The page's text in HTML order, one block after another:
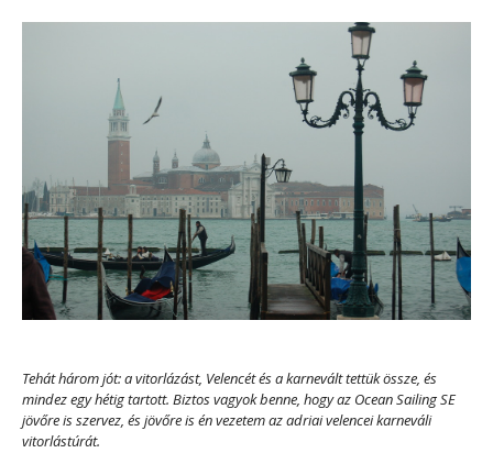
Tehát három jót: a vitorlázást, Velencét és a karnevált tettük össze, és
mindez egy hétig tartott. Biztos vagyok benne, hogy az Ocean Sailing SE
jövőre is szervez, és jövőre is én vezetem az adriai velencei karneváli
vitorlástúrát.